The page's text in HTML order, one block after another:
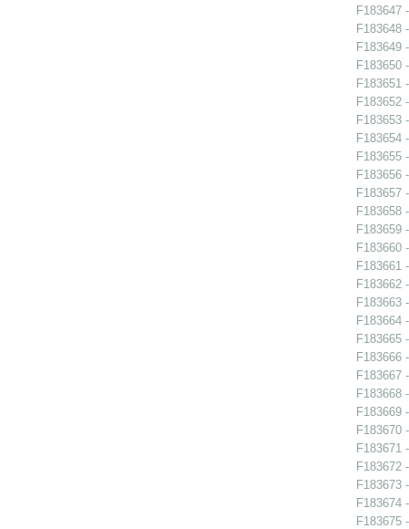
F183647
F183648
F183649
F183650
F183651
F183652
F183653
F183654
F183655
F183656
F183657
F183658
F183659
F183660
F183661
F183662
F183663
F183664
F183665
F183666
F183667
F183668
F183669
F183670
F183671
F183672
F183673
F183674
F183675